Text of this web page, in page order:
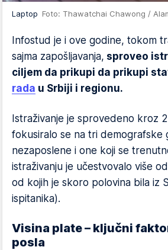
Laptop Foto: Thawatchai Chawong /
Infostud je i ove godine, tokom
sajma zapošljavanja, sproveo
ciljem da prikupi da prikupi
rada u Srbiji i regionu.
Istraživanje je sprovedeno kroz
fokusiralo se na tri demografske
nezaposlene i one koji se
istraživanju je učestvovalo više
od kojih je skoro polovina bila iz
ispitanika).
Visina plate – ključni
posla